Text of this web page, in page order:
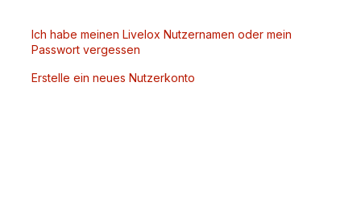
Ich habe meinen Livelox Nutzernamen oder mein
Passwort vergessen
Erstelle ein neues Nutzerkonto